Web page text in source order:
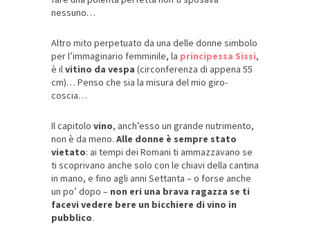
nessuno…
Altro mito perpetuato da una delle donne simbolo
per l’immaginario femminile, la principessa Sissi,
è ilvitino da vespa (circonferenza di appena 55
cm)… Penso che sia la misura del mio giro-
coscia…
Il capitolo vino, anch’esso un grande nutrimento,
non è da meno. Alle donne è sempre stato
vietato: ai tempi dei Romani ti ammazzavano se
ti scoprivano anche solo con le chiavi della cantina
in mano, e fino agli anni Settanta – o forse anche
un po’ dopo – non eri una brava ragazza se ti
facevi vedere bere un bicchiere di vino in
pubblico.